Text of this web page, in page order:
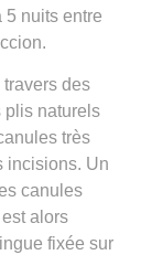
nuits entre
des
plis naturels
très
incisions. Un
canules
alors
fixée sur